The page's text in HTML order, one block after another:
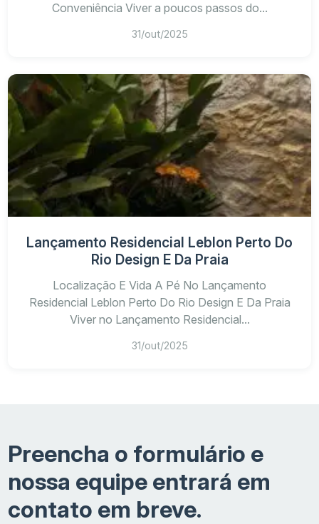
Conveniência Viver a poucos passos do...
31/out/2025
Lançamento Residencial Leblon Perto Do
Rio Design E Da Praia
Localização E Vida A Pé No Lançamento
Residencial Leblon Perto Do Rio Design E Da Praia
Viver no Lançamento Residencial...
31/out/2025
Preencha o formulário e
nossa equipe entrará em
contato em breve.